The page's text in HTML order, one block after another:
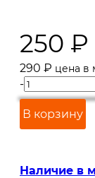
250 ₽
290 ₽ цена в
-
В корзину
Наличие в